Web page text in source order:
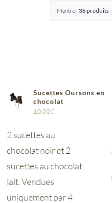
Montrer 36 produits
Sucettes Oursons en
chocolat
10,00€
2 sucettes au
chocolat noir et 2
sucettes au chocolat
lait. Vendues
uniquement par 4